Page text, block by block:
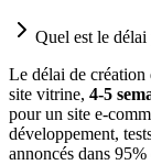
Quel est le
Le délai de création
site vitrine, 4-5
pour un site e-
développement,
annoncés dans 95%